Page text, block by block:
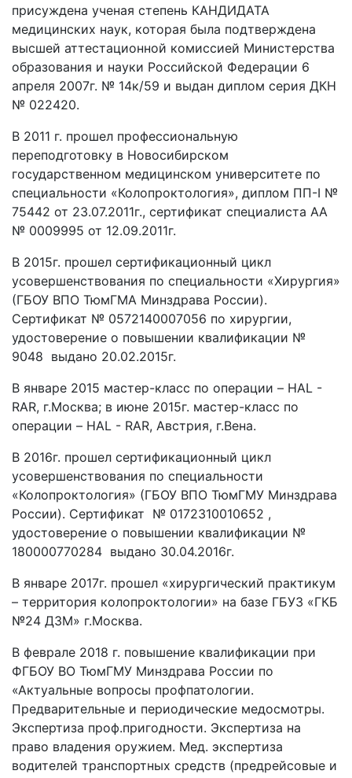
присуждена ученая степень КАНДИДАТА
медицинских наук, которая была подтверждена
высшей аттестационной комиссией Министерства
образования и науки Российской Федерации 6
апреля 2007г. № 14к/59 и выдан диплом серия ДКН
№ 022420.
В 2011 г. прошел профессиональную
переподготовку в Новосибирском
государственном медицинском университете по
специальности «Колопроктология», диплом ПП-I №
75442 от 23.07.2011г., сертификат специалиста АА
№ 0009995 от 12.09.2011г.
В 2015г. прошел сертификационный цикл
усовершенствования по специальности «Хирургия»
(ГБОУ ВПО ТюмГМА Минздрава России).
Сертификат № 0572140007056 по хирургии,
удостоверение о повышении квалификации №
9048 выдано 20.02.2015г.
В январе 2015 мастер-класс по операции – HAL -
RAR, г.Москва; в июне 2015г. мастер-класс по
операции – HAL - RAR, Австрия, г.Вена.
В 2016г. прошел сертификационный цикл
усовершенствования по специальности
«Колопроктология» (ГБОУ ВПО ТюмГМУ Минздрава
России). Сертификат № 0172310010652 ,
удостоверение о повышении квалификации №
180000770284 выдано 30.04.2016г.
В январе 2017г. прошел «хирургический практикум
– территория колопроктологии» на базе ГБУЗ «ГКБ
№24 ДЗМ» г.Москва.
В феврале 2018 г. повышение квалификации при
ФГБОУ ВО ТюмГМУ Минздрава России по
«Актуальные вопросы профпатологии.
Предварительные и периодические медосмотры.
Экспертиза проф.пригодности. Экспертиза на
право владения оружием. Мед. экспертиза
водителей транспортных средств (предрейсовые и